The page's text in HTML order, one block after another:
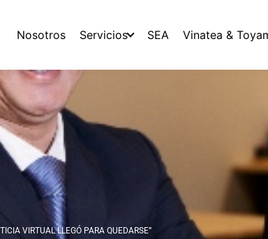
Nosotros Servicios SEA Vinatea &
VIRTUAL LLEGÓ PARA QUEDARSE”